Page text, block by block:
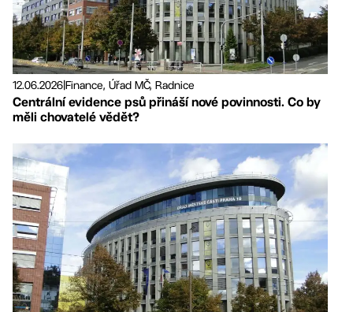
12.06.2026|Finance, Úřad MČ, Radnice
Centrální evidence psů přináší nové povinnosti. Co by
měli chovatelé vědět?